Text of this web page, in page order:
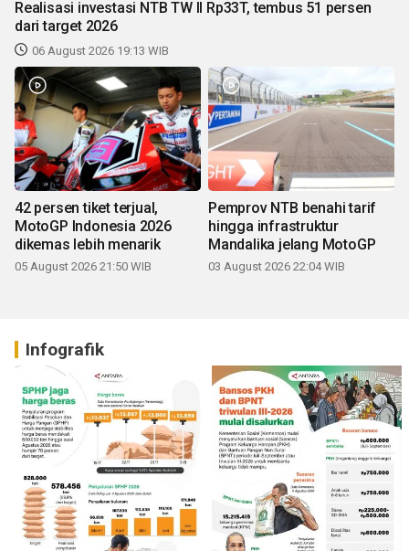
Realisasi investasi NTB TW II Rp33T, tembus 51 persen
dari target 2026
06 August 2026 19:13 WIB
42 persen tiket terjual,
MotoGP Indonesia 2026
dikemas lebih menarik
05 August 2026 21:50 WIB
Pemprov NTB benahi tarif
hingga infrastruktur
Mandalika jelang MotoGP
03 August 2026 22:04 WIB
Infografik